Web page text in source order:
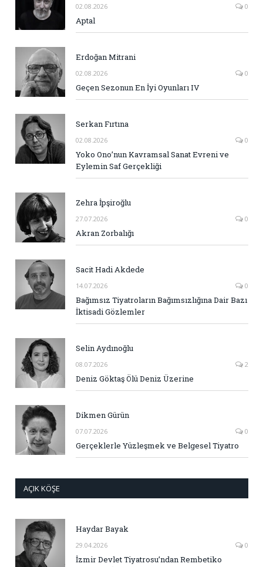
02.08.2026 0
Aptal
Erdoğan Mitrani
02.08.2026 0
Geçen Sezonun En İyi Oyunları IV
Serkan Fırtına
02.08.2026 0
Yoko Ono’nun Kavramsal Sanat Evreni ve
Eylemin Saf Gerçekliği
Zehra İpşiroğlu
27.07.2026 0
Akran Zorbalığı
Sacit Hadi Akdede
14.07.2026 0
Bağımsız Tiyatroların Bağımsızlığına Dair Bazı
İktisadi Gözlemler
Selin Aydınoğlu
08.07.2026 2
Deniz Göktaş Ölü Deniz Üzerine
Dikmen Gürün
07.07.2026 0
Gerçeklerle Yüzleşmek ve Belgesel Tiyatro
AÇIK KÖŞE
Haydar Bayak
29.04.2026 0
İzmir Devlet Tiyatrosu’ndan Rembetiko